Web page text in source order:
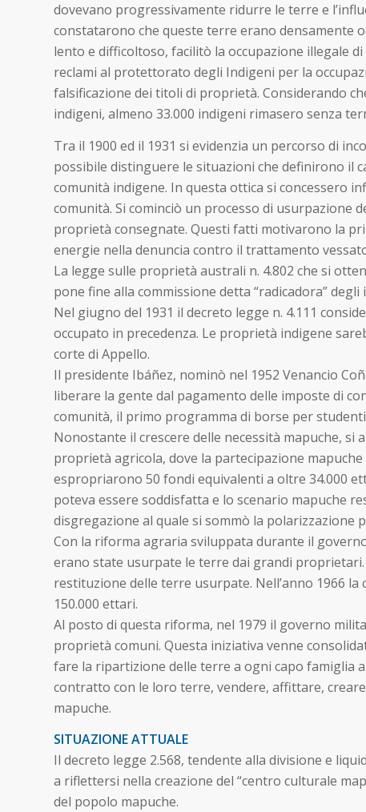
dovevano progressivamente ridurre le terre e
constatarono che queste terre erano densamente
lento e difficoltoso, facilitò la occupazione illegale
reclami al protettorato degli Indigeni per la
falsificazione dei titoli di proprietà. Considerando
indigeni, almeno 33.000 indigeni rimasero senza
Tra il 1900 ed il 1931 si evidenzia un percorso di
possibile distinguere le situazioni che definirono il
comunità indigene. In questa ottica si concessero
comunità. Si cominciò un processo di usurpazione
proprietà consegnate. Questi fatti motivarono la
energie nella denuncia contro il trattamento
La legge sulle proprietà australi n. 4.802 che si
pone fine alla commissione detta “radicadora” degli
Nel giugno del 1931 il decreto legge n. 4.111
occupato in precedenza. Le proprietà indigene
corte di Appello.
Il presidente Ibáñez, nominò nel 1952 Venancio
liberare la gente dal pagamento delle imposte di
comunità, il primo programma di borse per
Nonostante il crescere delle necessità mapuche,
proprietà agricola, dove la partecipazione
espropriarono 50 fondi equivalenti a oltre 34.000
poteva essere soddisfatta e lo scenario mapuche
disgregazione al quale si sommò la polarizzazione
Con la riforma agraria sviluppata durante il
erano state usurpate le terre dai grandi
restituzione delle terre usurpate. Nell’anno 1966
150.000 ettari.
Al posto di questa riforma, nel 1979 il governo
proprietà comuni. Questa iniziativa venne
fare la ripartizione delle terre a ogni capo famiglia
contratto con le loro terre, vendere, affittare,
mapuche.
SITUAZIONE ATTUALE
Il decreto legge 2.568, tendente alla divisione e
a riflettersi nella creazione del “centro culturale
del popolo mapuche.